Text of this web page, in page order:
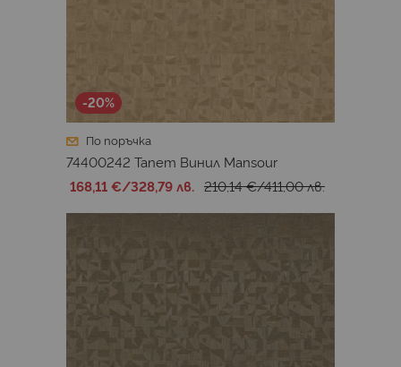
-20%
По поръчка
74400242 Тапет Винил Mansour
168,11 €/328,79 лв. 210,14 €/411,00 лв.